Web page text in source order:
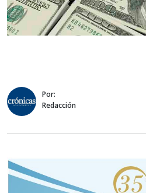
Por:
Redacción